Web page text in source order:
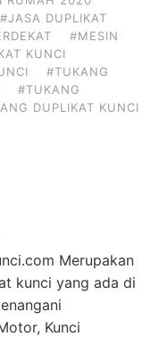
#JASA DUPLIKAT
#MESIN
KUNCI
#TUKANG
#TUKANG
DUPLIKAT KUNCI
Merupakan
kunci yang ada di
Kunci